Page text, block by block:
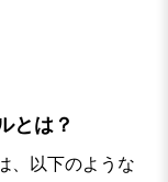
とは？
、以下のような